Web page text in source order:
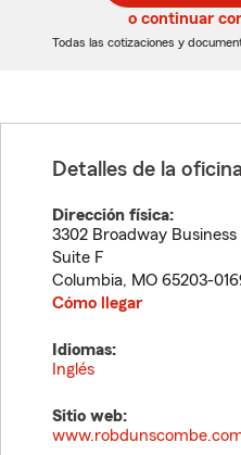
5
dígitos
5
dígitos
o continuar
Todas las cotizaciones y
Detalles de la
Dirección física:
3302 Broadway
Suite F
Columbia, MO 65203-
Cómo llegar
Idiomas:
Inglés
Sitio web: